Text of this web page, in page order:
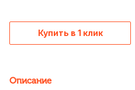
Купить в 1 клик
Описание